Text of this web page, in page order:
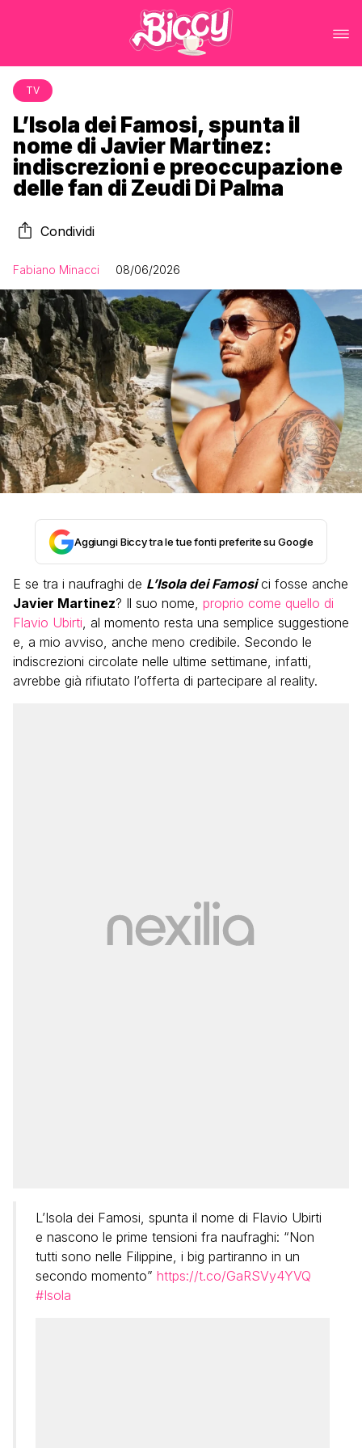
TV
L’Isola dei Famosi, spunta il
nome di Javier Martinez:
indiscrezioni e preoccupazione
delle fan di Zeudi Di Palma
Condividi
Fabiano Minacci 08/06/2026
Aggiungi Biccy tra le tue fonti preferite su Google
E se tra i naufraghi de L’Isola dei Famosici fosse anche
Javier Martinez? Il suo nome, proprio come quello di
Flavio Ubirti, al momento resta una semplice suggestione
e, a mio avviso, anche meno credibile. Secondo le
indiscrezioni circolate nelle ultime settimane, infatti,
avrebbe già rifiutato l’offerta di partecipare al reality.
L’Isola dei Famosi, spunta il nome di Flavio Ubirti
e nascono le prime tensioni fra naufraghi: “Non
tutti sono nelle Filippine, i big partiranno in un
secondo momento” https://t.co/GaRSVy4YVQ
#Isola